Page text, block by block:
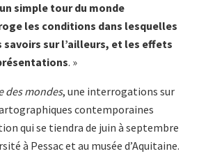
simple tour du monde
les conditions dans lesquelles
savoirs sur l’ailleurs, et les effets
. »
des mondes, une interrogations sur
contemporaines
qui se tiendra de juin à septembre
à Pessac et au musée d’Aquitaine.